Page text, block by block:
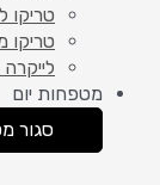
טריקו
טריקו
מטפחות יום
סגור